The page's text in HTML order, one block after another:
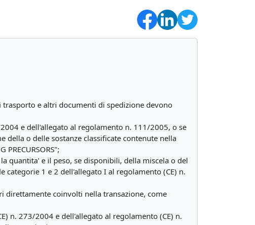
e altri documenti di spedizione devono
e dell'allegato al regolamento n. 111/2005, o se
o delle sostanze classificate contenute nella
quantita' e il peso, se disponibili, della miscela o del
1 e 2 dell'allegato I al regolamento (CE) n.
direttamente coinvolti nella transazione, come
n. 273/2004 e dell'allegato al regolamento (CE) n.